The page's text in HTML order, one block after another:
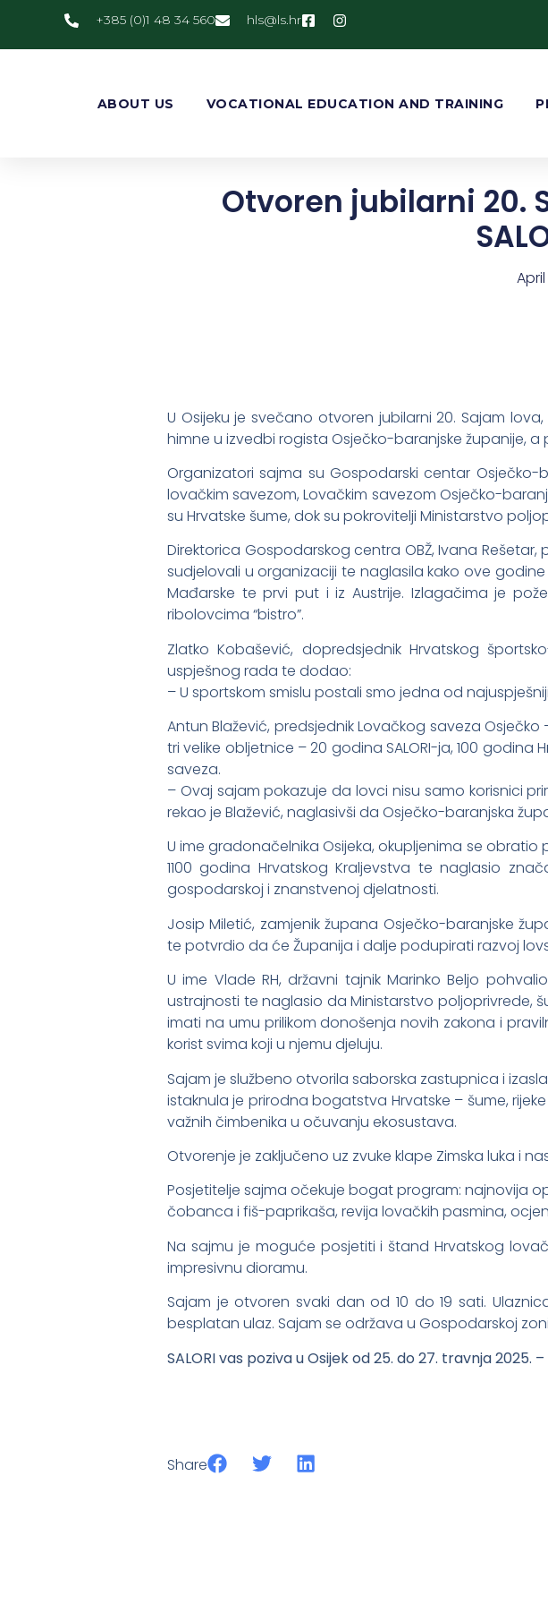
+385 (0)1 48 34 560 rh.sl
@slh
ABOUT US VOCATIONAL EDUCATION AND TRAINING
Otvoren jubilarni 20.
U Osijeku je svečano otvoren jubilarni 20. Sajam
himne u izvedbi rogista Osječko-baranjske županije,
Organizatori sajma su Gospodarski centar Osječko-
lovačkim savezom, Lovačkim savezom Osječko-
su Hrvatske šume, dok su pokrovitelji Ministarstvo
Direktorica Gospodarskog centra OBŽ, Ivana
sudjelovali u organizaciji te naglasila kako ove godine
Mađarske te prvi put i iz Austrije. Izlagačima je
ribolovcima “bistro”.
Zlatko Kobašević, dopredsjednik Hrvatskog
uspješnog rada te dodao:
– U sportskom smislu postali smo jedna od
Antun Blažević, predsjednik Lovačkog saveza
tri velike obljetnice – 20 godina SALORI-ja, 100
saveza.
– Ovaj sajam pokazuje da lovci nisu samo korisnici
rekao je Blažević, naglasivši da Osječko-baranjska
U ime gradonačelnika Osijeka, okupljenima se obratio
1100 godina Hrvatskog Kraljevstva te naglasio
gospodarskoj i znanstvenoj djelatnosti.
Josip Miletić, zamjenik župana Osječko-baranjske
te potvrdio da će Županija i dalje podupirati razvoj
U ime Vlade RH, državni tajnik Marinko Beljo
ustrajnosti te naglasio da Ministarstvo poljoprivrede,
imati na umu prilikom donošenja novih zakona i
korist svima koji u njemu djeluju.
Sajam je službeno otvorila saborska zastupnica i
istaknula je prirodna bogatstva Hrvatske – šume,
važnih čimbenika u očuvanju ekosustava.
Otvorenje je zaključeno uz zvuke klape Zimska luka i
Posjetitelje sajma očekuje bogat program: najnovija
čobanca i fiš-paprikaša, revija lovačkih pasmina,
Na sajmu je moguće posjetiti i štand Hrvatskog
impresivnu dioramu.
Sajam je otvoren svaki dan od 10 do 19 sati.
besplatan ulaz. Sajam se održava u Gospodarskoj
SALORI vas poziva u Osijek od 25. do 27. travnja 2025.
Share